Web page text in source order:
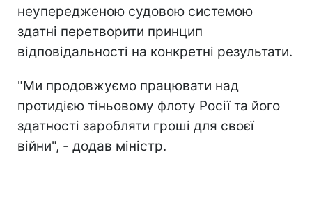
неупередженою судовою системою
здатні перетворити принцип
відповідальності на конкретні результати.
"Ми продовжуємо працювати над
протидією тіньовому флоту Росії та його
здатності заробляти гроші для своєї
війни", - додав міністр.